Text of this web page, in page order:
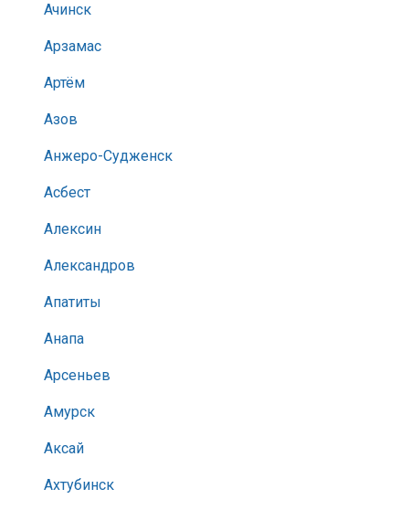
Ачинск
Арзамас
Артём
Азов
Анжеро-Судженск
Асбест
Алексин
Александров
Апатиты
Анапа
Арсеньев
Амурск
Аксай
Ахтубинск